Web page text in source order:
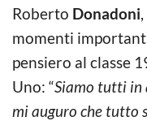
Roberto Donadoni
momenti
pensiero al classe
Uno: “Siamo tutti in
mi auguro che tutto